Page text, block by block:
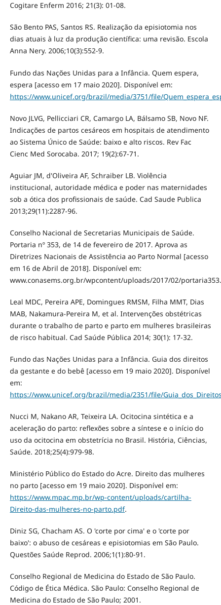
Cogitare Enferm 2016; 21(3): 01-08.
São Bento PAS, Santos RS. Realização da episiotomia nos
dias atuais à luz da produção científica: uma revisão. Escola
Anna Nery. 2006;10(3):552-9.
Fundo das Nações Unidas para a Infância. Quem espera,
espera [acesso em 17 maio 2020]. Disponível em:
https://www.unicef.org/brazil/media/3751/file/
Novo JLVG, Pellicciari CR, Camargo LA, Bálsamo SB, Novo NF.
Indicações de partos cesáreos em hospitais de atendimento
ao Sistema Único de Saúde: baixo e alto riscos. Rev Fac
Cienc Med Sorocaba. 2017; 19(2):67-71.
Aguiar JM, d'Oliveira AF, Schraiber LB. Violência
institucional, autoridade médica e poder nas maternidades
sob a ótica dos profissionais de saúde. Cad Saude Publica
2013;29(11):2287-96.
Conselho Nacional de Secretarias Municipais de Saúde.
Portaria nº 353, de 14 de fevereiro de 2017. Aprova as
Diretrizes Nacionais de Assistência ao Parto Normal [acesso
em 16 de Abril de 2018]. Disponível em:
www.conasems.org.br/wpcontent/uploads/2017/02/
Leal MDC, Pereira APE, Domingues RMSM, Filha MMT, Dias
MAB, Nakamura-Pereira M, et al. Intervenções obstétricas
durante o trabalho de parto e parto em mulheres brasileiras
de risco habitual. Cad Saúde Pública 2014; 30(1): 17-32.
Fundo das Nações Unidas para a Infância. Guia dos direitos
da gestante e do bebê [acesso em 19 maio 2020]. Disponível
em:
https://www.unicef.org/brazil/media/2351/file/
Nucci M, Nakano AR, Teixeira LA. Ocitocina sintética e a
aceleração do parto: reflexões sobre a síntese e o início do
uso da ocitocina em obstetrícia no Brasil. História, Ciências,
Saúde. 2018;25(4):979-98.
Ministério Público do Estado do Acre. Direito das mulheres
no parto [acesso em 19 maio 2020]. Disponível em:
https://www.mpac.mp.br/wp-content/uploads/cartilha-
Direito-das-mulheres-no-parto.pdf.
Diniz SG, Chacham AS. O 'corte por cima' e o 'corte por
baixo': o abuso de cesáreas e episiotomias em São Paulo.
Questões Saúde Reprod. 2006;1(1):80-91.
Conselho Regional de Medicina do Estado de São Paulo.
Código de Ética Médica. São Paulo: Conselho Regional de
Medicina do Estado de São Paulo; 2001.